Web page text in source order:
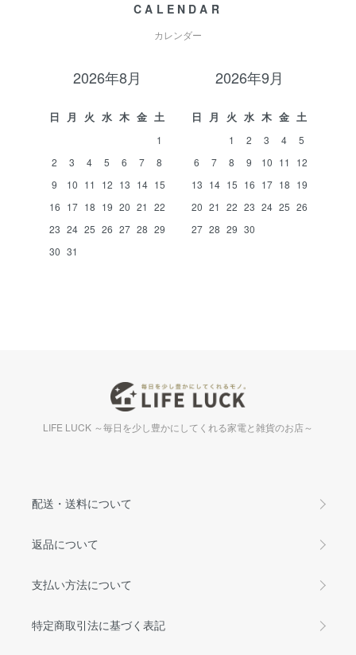
CALENDAR
カレンダー
2026年8月
日 月 火 水 木 金 土
1
2
3 4 5 6 7
8
9
10 11 12 13 14 15
16 17 18 19 20 21 22
23 24 25 26 27 28 29
30 31
2026年9月
日 月 火 水 木 金 土
1 2 3 4
5
6
7 8 9 10 11
12
13 14 15 16 17 18 19
20 21 22 23 24 25 26
27 28 29 30
LIFE LUCK ～毎日を少し豊かにしてくれる家電と雑貨のお店～
配送・送料について
返品について
支払い方法について
特定商取引法に基づく表記